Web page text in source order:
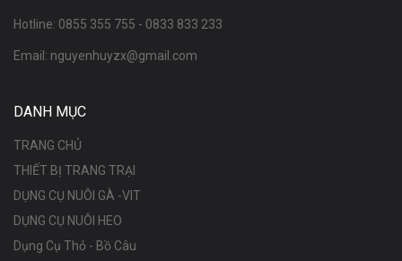
Hotline: 0855 355 755 - 0833 833 233
Email: nguyenhuyzx@gmail.com
DANH MỤC
TRANG CHỦ
THIẾT BỊ TRANG TRẠI
DỤNG CỤ NUÔI GÀ -VIT
DỤNG CỤ NUÔI HEO
Dụng Cụ Thỏ - Bồ Câu